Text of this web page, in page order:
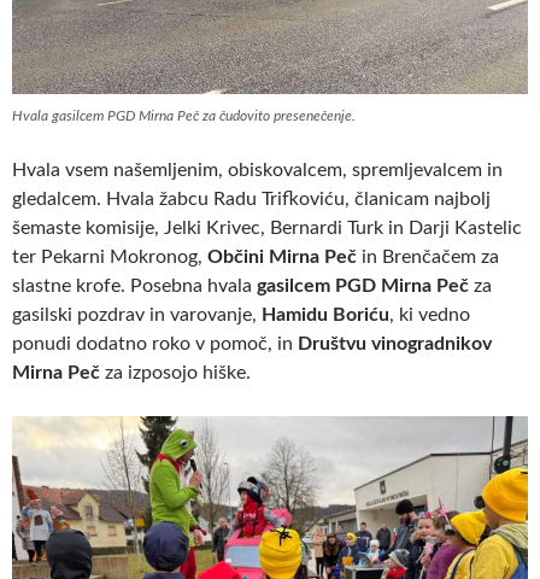
Hvala gasilcem PGD Mirna Peč za čudovito presenečenje.
Hvala vsem našemljenim, obiskovalcem, spremljevalcem in
gledalcem. Hvala žabcu Radu Trifkoviću, članicam najbolj
šemaste komisije, Jelki Krivec, Bernardi Turk in Darji Kastelic
ter Pekarni Mokronog, Občini Mirna Peč in Brenčačem za
slastne krofe. Posebna hvala gasilcem PGD Mirna Peč za
gasilski pozdrav in varovanje, Hamidu Boriću, ki vedno
ponudi dodatno roko v pomoč, in Društvu vinogradnikov
Mirna Peč za izposojo hiške.